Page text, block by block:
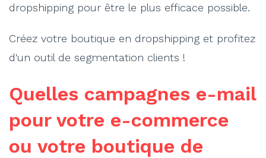
dropshipping pour être le plus efficace possible.
Créez votre boutique en dropshipping et profitez
d'un outil de segmentation clients !
Quelles campagnes e-mail
pour votre e-commerce
ou votre boutique de